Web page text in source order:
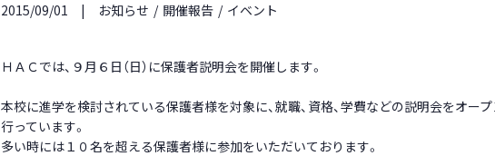
2015/09/01 お知らせ 開催報告 イベント
ＨＡＣでは、９月６日（日）に保護者説明会を開催します。
本校に進学を検討されている保護者様を対象に、就職、資格、学費などの説明会をオー
行っています。
多い時には１０名を超える保護者様に参加をいただいております。